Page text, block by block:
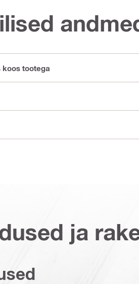
tootega
ja